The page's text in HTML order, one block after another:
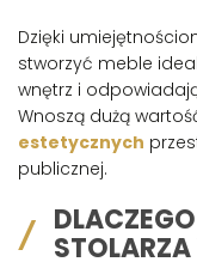
Dzięki
stworzyć meble
wnętrz i
Wnoszą dużą
estetycznych
publicznej.